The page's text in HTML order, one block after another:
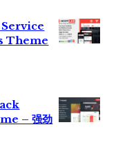
Theme
– 强劲